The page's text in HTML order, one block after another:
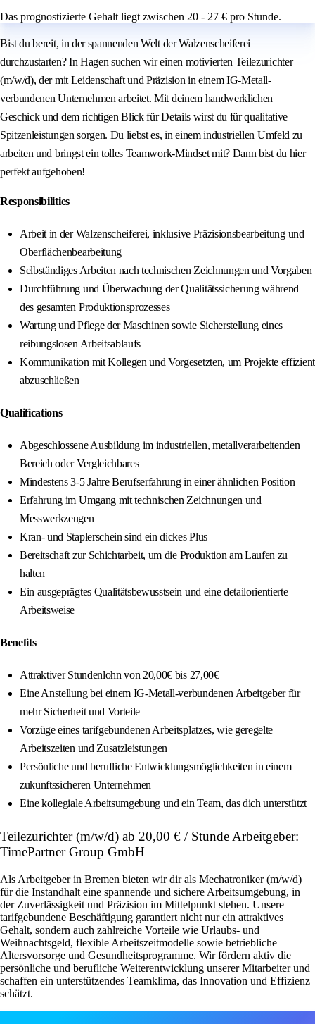
Das prognostizierte Gehalt liegt zwischen 20 - 27 € pro Stunde.
Bist du bereit, in der spannenden Welt der Walzenscheiferei
durchzustarten? In Hagen suchen wir einen motivierten Teilezurichter
(m/w/d), der mit Leidenschaft und Präzision in einem IG-Metall-
verbundenen Unternehmen arbeitet. Mit deinem handwerklichen
Geschick und dem richtigen Blick für Details wirst du für qualitative
Spitzenleistungen sorgen. Du liebst es, in einem industriellen Umfeld zu
arbeiten und bringst ein tolles Teamwork-Mindset mit? Dann bist du hier
perfekt aufgehoben!
Responsibilities
Arbeit in der Walzenscheiferei, inklusive Präzisionsbearbeitung und
Oberflächenbearbeitung
Selbständiges Arbeiten nach technischen Zeichnungen und Vorgaben
Durchführung und Überwachung der Qualitätssicherung während
des gesamten Produktionsprozesses
Wartung und Pflege der Maschinen sowie Sicherstellung eines
reibungslosen Arbeitsablaufs
Kommunikation mit Kollegen und Vorgesetzten, um Projekte effizient
abzuschließen
Qualifications
Abgeschlossene Ausbildung im industriellen, metallverarbeitenden
Bereich oder Vergleichbares
Mindestens 3-5 Jahre Berufserfahrung in einer ähnlichen Position
Erfahrung im Umgang mit technischen Zeichnungen und
Messwerkzeugen
Kran- und Staplerschein sind ein dickes Plus
Bereitschaft zur Schichtarbeit, um die Produktion am Laufen zu
halten
Ein ausgeprägtes Qualitätsbewusstsein und eine detailorientierte
Arbeitsweise
Benefits
Attraktiver Stundenlohn von 20,00€ bis 27,00€
Eine Anstellung bei einem IG-Metall-verbundenen Arbeitgeber für
mehr Sicherheit und Vorteile
Vorzüge eines tarifgebundenen Arbeitsplatzes, wie geregelte
Arbeitszeiten und Zusatzleistungen
Persönliche und berufliche Entwicklungsmöglichkeiten in einem
zukunftssicheren Unternehmen
Eine kollegiale Arbeitsumgebung und ein Team, das dich unterstützt
Teilezurichter (m/w/d) ab 20,00 € / Stunde Arbeitgeber:
TimePartner Group GmbH
Als Arbeitgeber in Bremen bieten wir dir als Mechatroniker (m/w/d)
für die Instandhalt eine spannende und sichere Arbeitsumgebung, in
der Zuverlässigkeit und Präzision im Mittelpunkt stehen. Unsere
tarifgebundene Beschäftigung garantiert nicht nur ein attraktives
Gehalt, sondern auch zahlreiche Vorteile wie Urlaubs- und
Weihnachtsgeld, flexible Arbeitszeitmodelle sowie betriebliche
Altersvorsorge und Gesundheitsprogramme. Wir fördern aktiv die
persönliche und berufliche Weiterentwicklung unserer Mitarbeiter und
schaffen ein unterstützendes Teamklima, das Innovation und Effizienz
schätzt.